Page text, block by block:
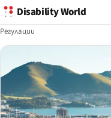
Disability World
Регулации